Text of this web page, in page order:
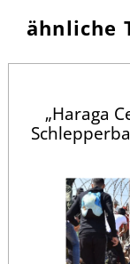
ähnliche
„Haraga